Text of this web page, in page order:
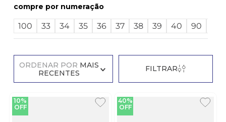
numeração
100 33 34 35 36 37 38 39 40 90
ORDENAR POR MAIS
RECENTES
FILTRAR
10%
OFF
40%
OFF